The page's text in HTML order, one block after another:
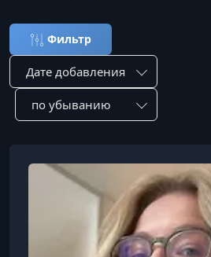
Фильтр
Сортировка по:
Сотировать по: